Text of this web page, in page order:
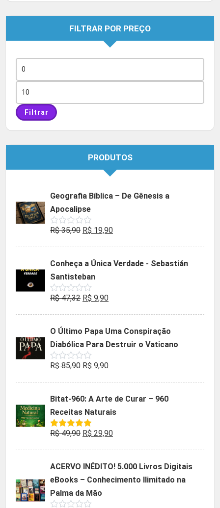
FILTRAR POR PREÇO
mínimo
máximo
Filtrar
PRODUTOS
Geografia Bíblica – De Gênesis a
Apocalipse
Avaliação
de
R$35,90 O
era:
R$ 35,90.
R$ 19,90O
é:
Conheça a Única Verdade - Sebastián
Santisteban
Avaliação
de
R$47,32 O
era:
R$ 47,32.
R$ 9,90O
é:
R$ 9,90.
O Último Papa Uma Conspiração
Diabólica Para Destruir o Vaticano
Avaliação
de
R$85,90 O
era:
R$ 85,90.
R$ 9,90O
é:
R$ 9,90.
Bitat-960: A Arte de Curar – 960
Receitas Naturais
Avaliação
R$49,90 O
era:
R$ 49,90.
R$ 29,90O
é:
R$ 29,90.
ACERVO INÉDITO! 5.000 Livros Digitais
eBooks – Conhecimento Ilimitado na
Palma da Mão